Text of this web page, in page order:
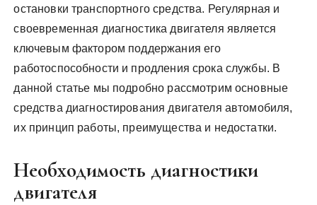
остановки транспортного средства. Регулярная и
своевременная диагностика двигателя является
ключевым фактором поддержания его
работоспособности и продления срока службы. В
данной статье мы подробно рассмотрим основные
средства диагностирования двигателя автомобиля,
их принцип работы, преимущества и недостатки.
Необходимость диагностики
двигателя